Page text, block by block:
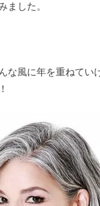
ました。
な風に年を重ねてい